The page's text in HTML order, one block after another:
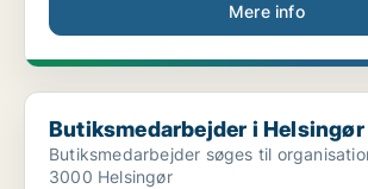
Mere info
Butiksmedarbejder i Helsingør
Butiksmedarbejder i Helsingør
Butiksmedarbejder søges til
3000 Helsingør